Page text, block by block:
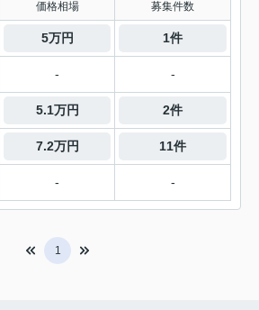
価格相場 募集件数
5万円 1件
- -
5.1万円 2件
7.2万円 11件
- -
1